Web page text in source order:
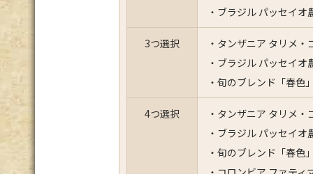
・ブラジル パッセイオ
3つ選択
・タンザニア タリメ・
・ブラジル パッセイオ
・旬のブレンド「春色
4つ選択
・タンザニア タリメ・
・ブラジル パッセイオ
・旬のブレンド「春色